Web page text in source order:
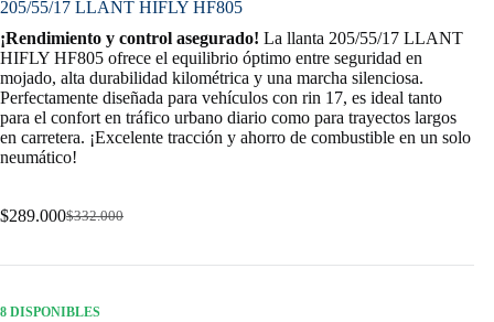
205/55/17 LLANT HIFLY HF805
¡Rendimiento y control asegurado! La llanta 205/55/17 LLANT
HIFLY HF805 ofrece el equilibrio óptimo entre seguridad en
mojado, alta durabilidad kilométrica y una marcha silenciosa.
Perfectamente diseñada para vehículos con rin 17, es ideal tanto
para el confort en tráfico urbano diario como para trayectos largos
en carretera. ¡Excelente tracción y ahorro de combustible en un solo
neumático!
$332.000
Original
was:
$289.000Current
is:
8 DISPONIBLES